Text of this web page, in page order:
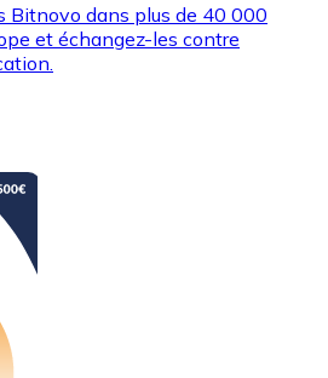
Bitnovo dans plus de 40 000
et échangez-les contre